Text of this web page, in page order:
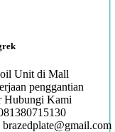
Unit di Mall
penggantian
Hubungi Kami